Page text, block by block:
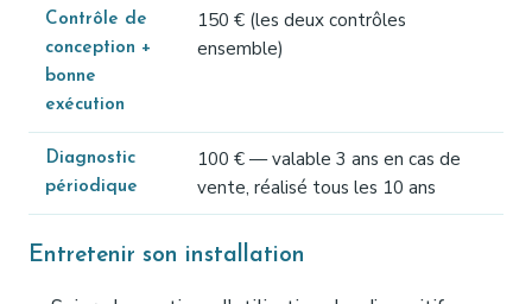
Contrôle de
conception +
bonne
exécution
150 € (les deux contrôles
ensemble)
Diagnostic
périodique
100 € — valable 3 ans en cas de
vente, réalisé tous les 10 ans
Entretenir son installation